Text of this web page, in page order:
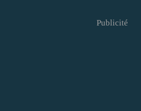
Publicité